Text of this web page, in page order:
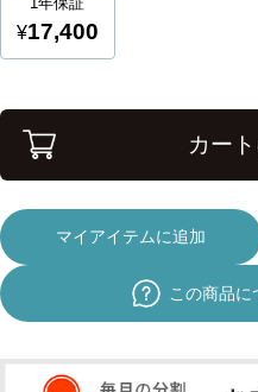
カー
マイアイテムに追加
この商品